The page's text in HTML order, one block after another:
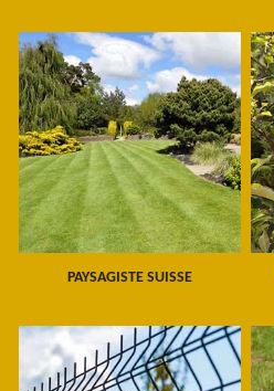
PAYSAGISTE SUISSE